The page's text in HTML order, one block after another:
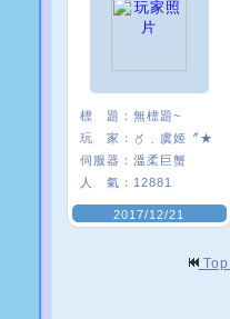
標 題： 無標題~
玩 家：
〥﹑虞姬〞★
伺服器： 溫柔巨蟹
人 氣： 12881
2017/12/21